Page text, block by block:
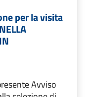
per la visita
Avviso